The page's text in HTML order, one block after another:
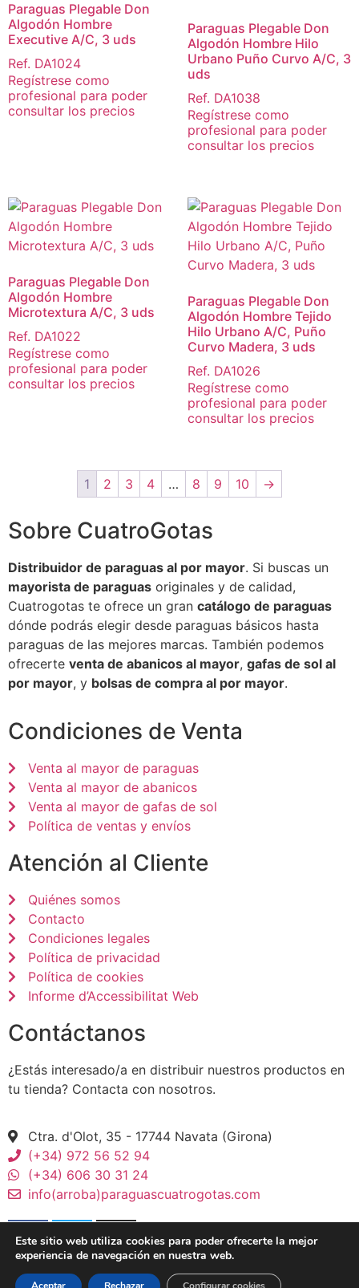
Paraguas Plegable Don
Algodón Hombre
Executive A/C, 3 uds
Ref. DA1024
Regístrese como
profesional para poder
consultar los precios
Paraguas Plegable Don
Algodón Hombre Hilo
Urbano Puño Curvo A/C, 3
uds
Ref. DA1038
Regístrese como
profesional para poder
consultar los precios
Paraguas Plegable Don
Algodón Hombre
Microtextura A/C, 3 uds
Ref. DA1022
Regístrese como
profesional para poder
consultar los precios
Paraguas Plegable Don
Algodón Hombre Tejido
Hilo Urbano A/C, Puño
Curvo Madera, 3 uds
Ref. DA1026
Regístrese como
profesional para poder
consultar los precios
1 2 3 4 … 8 9 10 →
Sobre CuatroGotas
Distribuidor de paraguas al por mayor. Si buscas un
mayorista de paraguas originales y de calidad,
Cuatrogotas te ofrece un gran catálogo de paraguas
dónde podrás elegir desde paraguas básicos hasta
paraguas de las mejores marcas. También podemos
ofrecerte venta de abanicos al mayor, gafas de sol al
por mayor, y bolsas de compra al por mayor.
Condiciones de Venta
Venta al mayor de paraguas
Venta al mayor de abanicos
Venta al mayor de gafas de sol
Política de ventas y envíos
Atención al Cliente
Quiénes somos
Contacto
Condiciones legales
Política de privacidad
Política de cookies
Informe d’Accessibilitat Web
Contáctanos
¿Estás interesado/a en distribuir nuestros productos en
tu tienda? Contacta con nosotros.
Ctra. d'Olot, 35 - 17744 Navata (Girona)
(+34) 972 56 52 94
(+34) 606 30 31 24
info(arroba)paraguascuatrogotas.com
© 2026 Paraguas CuatroGotas - All Rights Reserved
Este sitio web utiliza cookies para poder ofrecerte la mejor
experiencia de navegación en nuestra web.